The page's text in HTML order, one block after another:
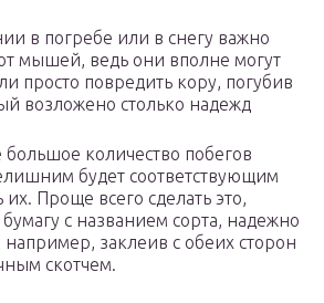
в погребе или в снегу важно
мышей, ведь они вполне могут
просто повредить кору, погубив
возложено столько надежд
большое количество побегов
будет соответствующим
Проще всего сделать это,
с названием сорта, надежно
например, заклеив с обеих сторон
скотчем.